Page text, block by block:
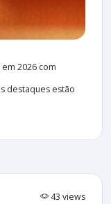
2026 com
destaques estão
43 views